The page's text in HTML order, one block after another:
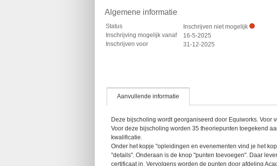
Algemene informatie
Status
Inschrijven niet mogelijk
Inschrijving mogelijk vanaf
16-5-2025
Inschrijven voor
31-12-2025
Aanvullende informatie
Deze bijscholing wordt georganiseerd door Equiworks. Voor
Voor deze bijscholing worden 35 theoriepunten toegekend
kwalificatie.
Onder het kopje "opleidingen en evenementen vind je het
"details". Onderaan is de knop "punten toevoegen". Daar
certificaat in. Vervolgens worden de punten door afdeling